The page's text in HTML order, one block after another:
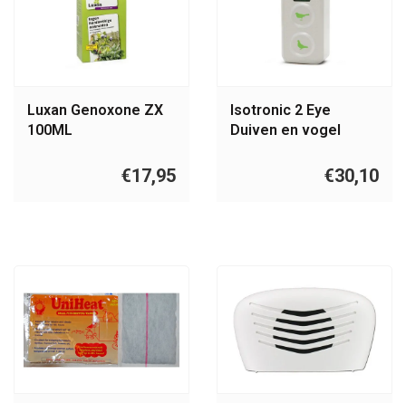
Luxan Genoxone ZX
100ML
€17,95
Isotronic 2 Eye
Duiven en vogel
€30,10